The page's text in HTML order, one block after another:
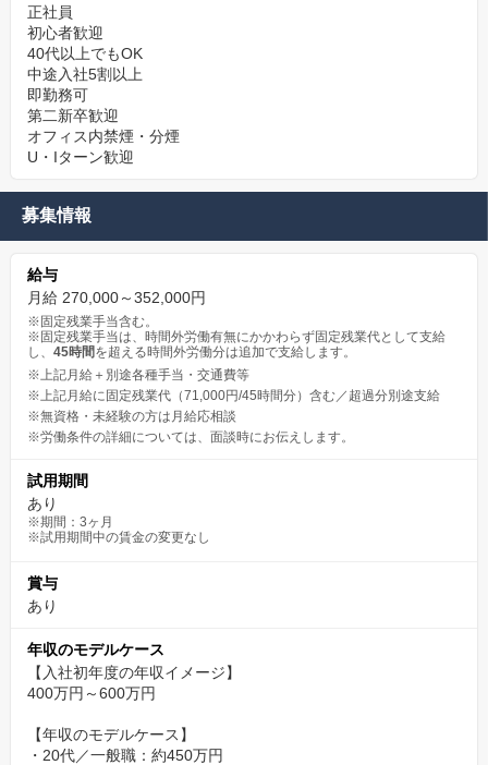
正社員
初心者歓迎
40代以上でもOK
中途入社5割以上
即勤務可
第二新卒歓迎
オフィス内禁煙・分煙
U・Iターン歓迎
募集情報
給与
月給 270,000～352,000円
※固定残業手当含む。
※固定残業手当は、時間外労働有無にかかわらず固定残業代として支給
し、 45時間を超える時間外労働分は追加で支給します。
※上記月給＋別途各種手当・交通費等
※上記月給に固定残業代（71,000円/45時間分）含む／超過分別途支給
※無資格・未経験の方は月給応相談
※労働条件の詳細については、面談時にお伝えします。
試用期間
あり
※期間：3ヶ月
※試用期間中の賃金の変更なし
賞与
あり
年収のモデルケース
【入社初年度の年収イメージ】
400万円～600万円
【年収のモデルケース】
・20代／一般職：約450万円